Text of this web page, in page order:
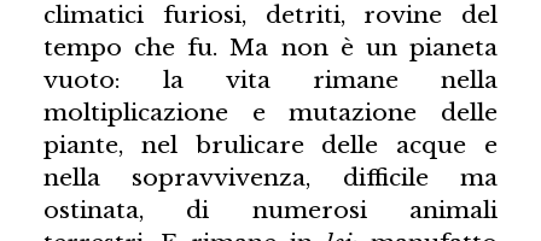
climatici furiosi, detriti, rovine del
tempo che fu. Ma non è un pianeta
vuoto: la vita rimane nella
moltiplicazione e mutazione delle
piante, nel brulicare delle acque e
nella sopravvivenza, difficile ma
ostinata, di numerosi animali